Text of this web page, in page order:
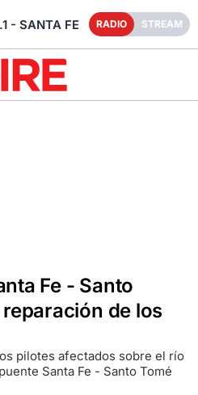
- SANTA FE RADIO STREAM
Fe - Santo
de los
pilotes afectados sobre el río
Santa Fe - Santo Tomé